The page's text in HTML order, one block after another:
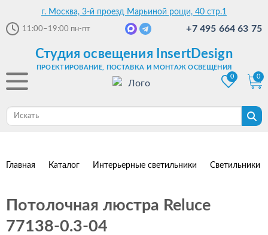
г. Москва, 3-й проезд Марьиной рощи, 40 стр.1
11:00–19:00 пн-пт +7 495 664 63 75
Студия освещения InsertDesign
ПРОЕКТИРОВАНИЕ, ПОСТАВКА И МОНТАЖ ОСВЕЩЕНИЯ
0
0
Главная Каталог Интерьерные светильники Светильники
Потолочная люстра Reluce
77138-0.3-04